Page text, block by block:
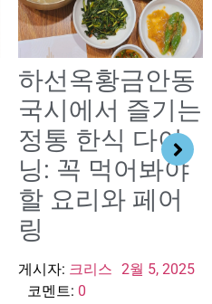
하선옥황금안동
국시에서 즐기는
정통 한식 다이
닝: 꼭 먹어봐야
할 요리와 페어
링
게시자: 크리스 2월 5, 2025
코멘트: 0